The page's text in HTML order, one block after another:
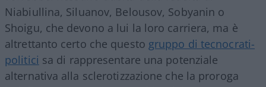
Niabiullina, Siluanov, Belousov, Sobyanin o
Shoigu, che devono a lui la loro carriera, ma è
altrettanto certo che questo gruppo di tecnocrati-
politici sa di rappresentare una potenziale
alternativa alla sclerotizzazione che la proroga